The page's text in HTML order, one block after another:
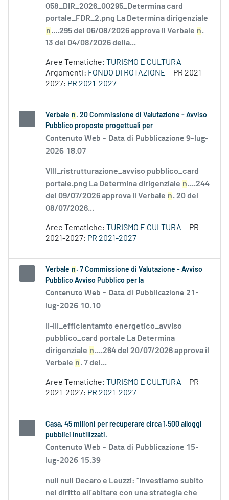
058_DIR_2026_00295_Determina card
portale_FDR_2.png La Determina dirigenziale
n....295 del 06/08/2026 approva il Verbale n.
13 del 04/08/2026 della...
Aree Tematiche: TURISMO E CULTURA
Argomenti: FONDO DI ROTAZIONE
PR 2021-
2027: PR 2021-2027
Verbale n . 20 Commissione di Valutazione - Avviso
Pubblico proposte progettuali per
Contenuto Web - Data di Pubblicazione 9-lug-
2026 18.07
VIII_ristrutturazione_avviso pubblico_card
portale.png La Determina dirigenziale n....244
del 09/07/2026 approva il Verbale n. 20 del
08/07/2026...
Aree Tematiche: TURISMO E CULTURA
PR
2021-2027: PR 2021-2027
Verbale n . 7 Commissione di Valutazione - Avviso
Pubblico Avviso Pubblico per la
Contenuto Web - Data di Pubblicazione 21-
lug-2026 10.10
II-III_efficientamto energetico_avviso
pubblico_card portale La Determina
dirigenziale n....264 del 20/07/2026 approva il
Verbale n. 7 del...
Aree Tematiche: TURISMO E CULTURA
PR
2021-2027: PR 2021-2027
Casa, 45 milioni per recuperare circa 1.500 alloggi
pubblici inutilizzati.
Contenuto Web - Data di Pubblicazione 15-
lug-2026 15.39
null null Decaro e Leuzzi: “Investiamo subito
nel diritto all’abitare con una strategia che